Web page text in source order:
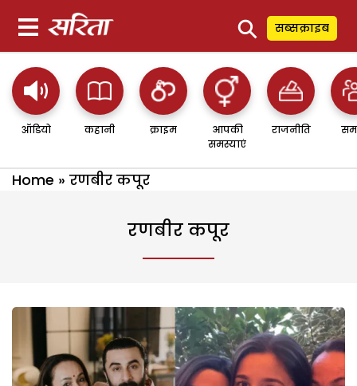
⚲ सब्सक्राइब
ऑडियो कहानी क्राइम
आपकी
समस्याएं
राजनीति
Home » रणबीर कपूर
रणबीर कपूर